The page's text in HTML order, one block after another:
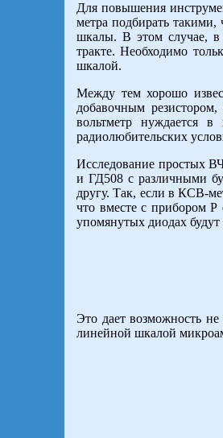
Для повышения
метра подбирать такими,
шкалы. В этом случае, в
тракте. Необходимо
шкалой.
Между тем хорошо
добавочным
вольтметр нуждается
радиолюбительских
Исследование простых
и ГД508 с различными
другу. Так, если в КСВ-
что вместе с прибором Р
упомянутых диодах
Это дает возможность
линейной шкалой